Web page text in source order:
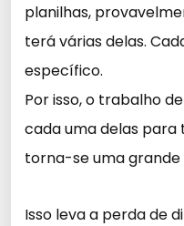
planilhas,
terá várias delas.
específico.
Por isso, o trabalho
cada uma delas
torna-se uma grande
Isso leva a perda de